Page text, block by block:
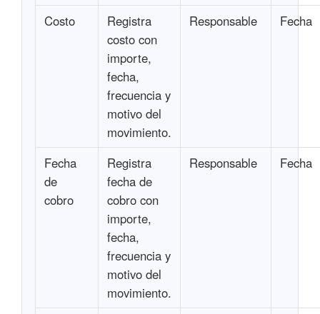
Costo
Registra
costo con
importe,
fecha,
frecuencia y
motivo del
movimiento.
Responsable Fecha
Fecha
de
cobro
Registra
fecha de
cobro con
importe,
fecha,
frecuencia y
motivo del
movimiento.
Responsable Fecha